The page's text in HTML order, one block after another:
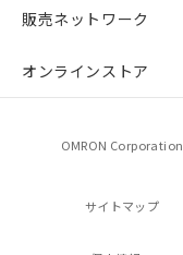
販売ネットワーク
オンラインストア
OMRON Corporation
サイトマップ